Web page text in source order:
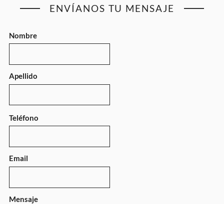
ENVÍANOS TU MENSAJE
Nombre
Apellido
Teléfono
Email
Mensaje